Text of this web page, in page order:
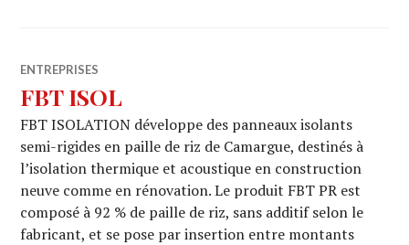
ENTREPRISES
FBT ISOL
FBT ISOLATION développe des panneaux isolants
semi-rigides en paille de riz de Camargue, destinés à
l’isolation thermique et acoustique en construction
neuve comme en rénovation. Le produit FBT PR est
composé à 92 % de paille de riz, sans additif selon le
fabricant, et se pose par insertion entre montants